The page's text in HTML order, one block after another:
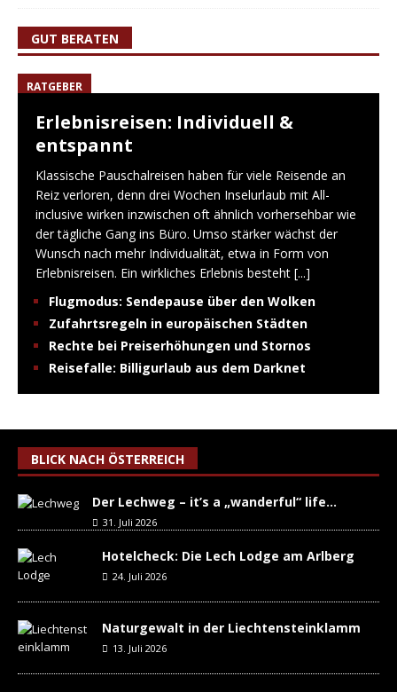
GUT BERATEN
RATGEBER
Erlebnisreisen: Individuell &
entspannt
Klassische Pauschalreisen haben für viele Reisende an
Reiz verloren, denn drei Wochen Inselurlaub mit All-
inclusive wirken inzwischen oft ähnlich vorhersehbar wie
der tägliche Gang ins Büro. Umso stärker wächst der
Wunsch nach mehr Individualität, etwa in Form von
Erlebnisreisen. Ein wirkliches Erlebnis besteht [...]
Flugmodus: Sendepause über den Wolken
Zufahrtsregeln in europäischen Städten
Rechte bei Preiserhöhungen und Stornos
Reisefalle: Billigurlaub aus dem Darknet
BLICK NACH ÖSTERREICH
Der Lechweg – it’s a „wanderful“ life…
31. Juli 2026
Hotelcheck: Die Lech Lodge am Arlberg
24. Juli 2026
Naturgewalt in der Liechtensteinklamm
13. Juli 2026